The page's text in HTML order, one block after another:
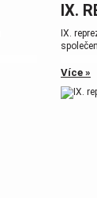
IX.
Více »